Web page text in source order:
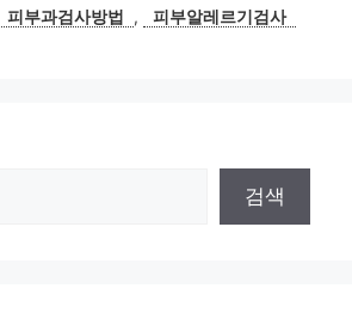
피부과검사방법 , 피부알레르기검사
검색